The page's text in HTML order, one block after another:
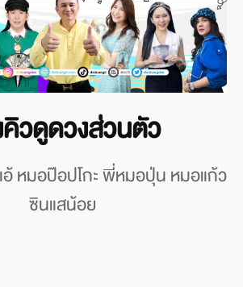
วดูดวงส่วนตัว
หมอป๊อปโกะ พี่หมอปุ่น หมอแก้ว
ซินแสน้อย